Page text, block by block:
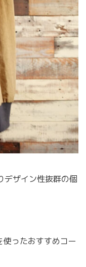
デザイン性抜群の個
使ったおすすめコー